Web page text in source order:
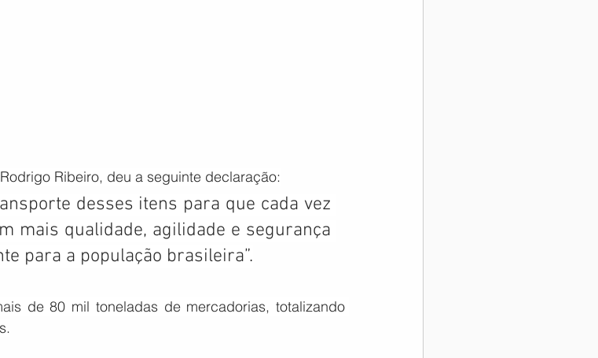
Ribeiro, deu a seguinte declaração:
desses itens para que cada vez
mais qualidade, agilidade e segurança
para a população brasileira”.
de 80 mil toneladas de mercadorias, totalizando